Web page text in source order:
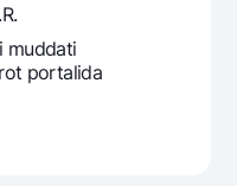
muddati
portalida